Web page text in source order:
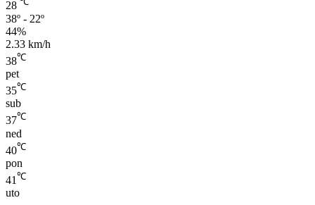
28
38º - 22º
44%
2.33 km/h
38℃
pet
35℃
sub
37℃
ned
40℃
pon
41 ℃
uto